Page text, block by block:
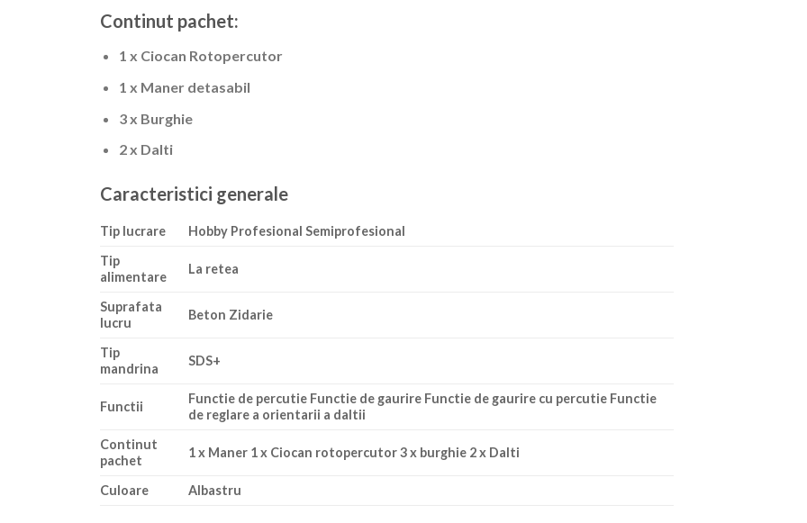
Continut pachet:
1 x Ciocan Rotopercutor
1 x Maner detasabil
3 x Burghie
2 x Dalti
Caracteristici generale
Tip lucrare
Hobby Profesional Semiprofesional
Tip
alimentare
La retea
Suprafata
lucru
Beton Zidarie
Tip
mandrina
SDS+
Functii
Functie de percutie Functie de gaurire Functie de gaurire cu percutie Functie
de reglare a orientarii a daltii
Continut
pachet
1 x Maner 1 x Ciocan rotopercutor 3 x burghie 2 x Dalti
Culoare Albastru